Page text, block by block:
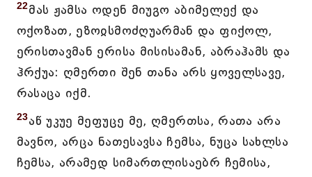
22მას ჟამსა ოდენ მიუგო აბიმელექ და
ოქოზათ, ეზოჲსმოძღუარმან და ფიქოლ,
ერისთავმან ერისა მისისამან, აბრაჰამს და
ჰრქუა: ღმერთი შენ თანა არს ყოველსავე,
რასაცა იქმ.
23აწ უკუე მეფუცე მე, ღმერთსა, რათა არა
მავნო, არცა ნათესავსა ჩემსა, ნუცა სახლსა
ჩემსა, არამედ სიმართლისაებრ ჩემისა,